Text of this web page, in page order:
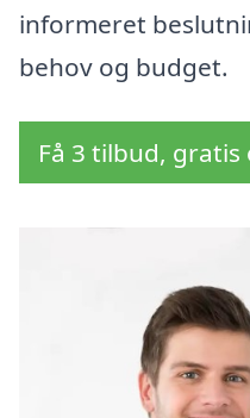
informeret
behov og budget.
Få 3 tilbud,